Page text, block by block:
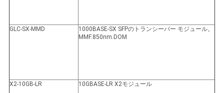
GLC-SX-MMD
1000BASE-SX SFPのトランシーバー モジュール。
MMF.850nm.DOM
X2-10GB-LR 10GBASE-LR X2モジュール